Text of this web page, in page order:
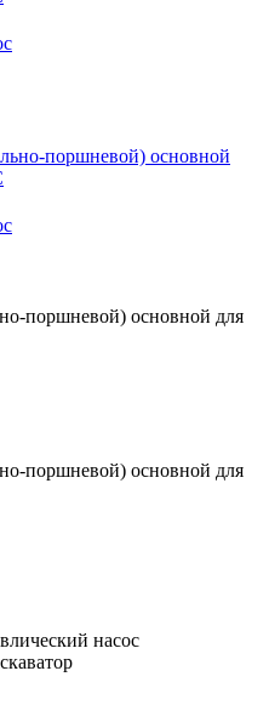
поршневой) основной для
поршневой) основной для
насос